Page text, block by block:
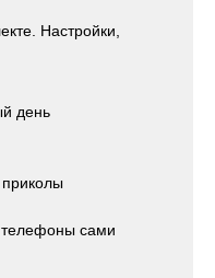
Настройки,
день
сами